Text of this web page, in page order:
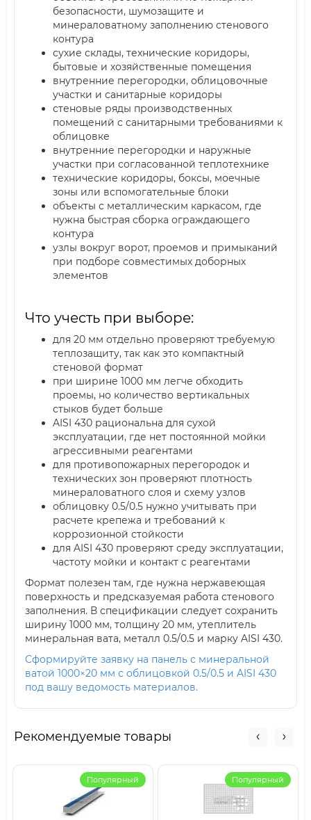
безопасности, шумозащите и
минераловатному заполнению стенового
контура
сухие склады, технические коридоры,
бытовые и хозяйственные помещения
внутренние перегородки, облицовочные
участки и санитарные коридоры
стеновые ряды производственных
помещений с санитарными требованиями к
облицовке
внутренние перегородки и наружные
участки при согласованной теплотехнике
технические коридоры, боксы, моечные
зоны или вспомогательные блоки
объекты с металлическим каркасом, где
нужна быстрая сборка ограждающего
контура
узлы вокруг ворот, проемов и примыканий
при подборе совместимых доборных
элементов
Что учесть при выборе:
для 20 мм отдельно проверяют требуемую
теплозащиту, так как это компактный
стеновой формат
при ширине 1000 мм легче обходить
проемы, но количество вертикальных
стыков будет больше
AISI 430 рациональна для сухой
эксплуатации, где нет постоянной мойки
агрессивными реагентами
для противопожарных перегородок и
технических зон проверяют плотность
минераловатного слоя и схему узлов
облицовку 0.5/0.5 нужно учитывать при
расчете крепежа и требований к
коррозионной стойкости
для AISI 430 проверяют среду эксплуатации,
частоту мойки и контакт с реагентами
Формат полезен там, где нужна нержавеющая
поверхность и предсказуемая работа стенового
заполнения. В спецификации следует сохранить
ширину 1000 мм, толщину 20 мм, утеплитель
минеральная вата, металл 0.5/0.5 и марку AISI 430.
Сформируйте заявку на панель с минеральной
ватой 1000×20 мм с облицовкой 0.5/0.5 и AISI 430
под вашу ведомость материалов.
Рекомендуемые товары
Популярный Популярный